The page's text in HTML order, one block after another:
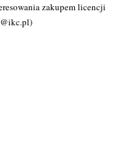
zakupem licencji